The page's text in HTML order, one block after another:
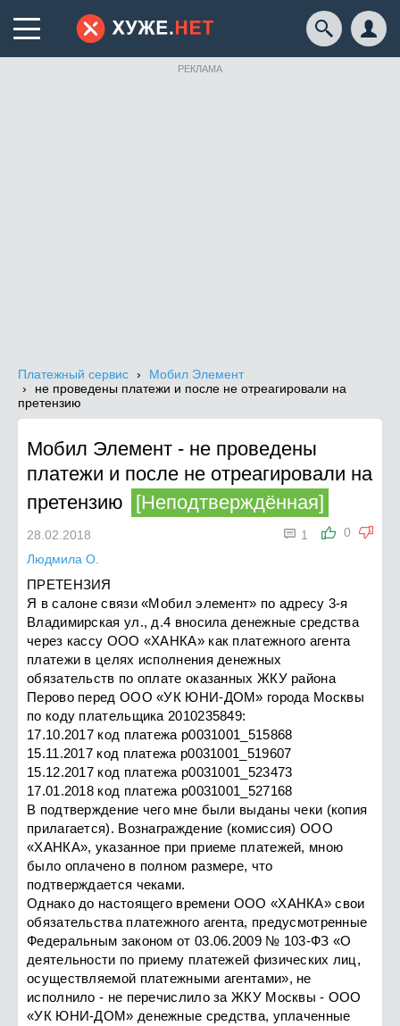
РЕКЛАМА
Платежный сервис
Мобил Элемент
не проведены платежи и после не отреагировали на
претензию
Мобил Элемент - не проведены
платежи и после не отреагировали на
претензию
[Неподтверждённая]
0
 1
28.02.2018
Людмила О.
ПРЕТЕНЗИЯ
Я в салоне связи «Мобил элемент» по адресу 3-я
Владимирская ул., д.4 вносила денежные средства
через кассу ООО «ХАНКА» как платежного агента
платежи в целях исполнения денежных
обязательств по оплате оказанных ЖКУ района
Перово перед ООО «УК ЮНИ-ДОМ» города Москвы
по коду плательщика 2010235849:
17.10.2017 код платежа р0031001_515868
15.11.2017 код платежа р0031001_519607
15.12.2017 код платежа р0031001_523473
17.01.2018 код платежа р0031001_527168
В подтверждение чего мне были выданы чеки (копия
прилагается). Вознаграждение (комиссия) ООО
«ХАНКА», указанное при приеме платежей, мною
было оплачено в полном размере, что
подтверждается чеками.
Однако до настоящего времени ООО «ХАНКА» свои
обязательства платежного агента, предусмотренные
Федеральным законом от 03.06.2009 № 103-ФЗ «О
деятельности по приему платежей физических лиц,
осуществляемой платежными агентами», не
исполнило - не перечислило за ЖКУ Москвы - ООО
«УК ЮНИ-ДОМ» денежные средства, уплаченные